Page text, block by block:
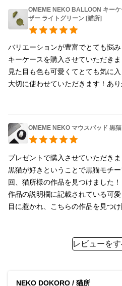
OMEME NEKO BALLOON キー
ザー ライトグリーン [猫所]
バリエーションが豊富でとても悩
キーケースを購入させていただきま
見た目も色も可愛くてとても気に
大切に使わせていただきます！あ
OMEME NEKO マウスパッド 黒
プレゼントで購入させていただきま
黒猫が好きということで黒猫モチ
回、猫所様の作品を見つけました！
作品の説明欄に記載されている可
目に惹かれ、こちらの作品を見つ
レビューを
NEKO DOKORO / 猫所